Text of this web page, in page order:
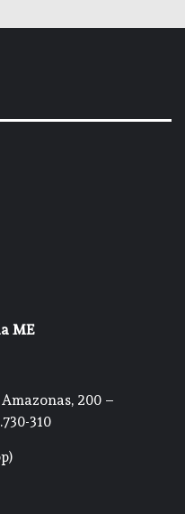
ME
200 –
310